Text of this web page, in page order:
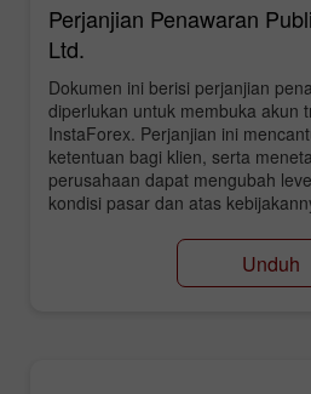
Perjanjian Penawaran
Ltd.
Dokumen ini berisi perjanjian
diperlukan untuk membuka akun
InstaForex. Perjanjian ini
ketentuan bagi klien, serta
perusahaan dapat mengubah
kondisi pasar dan atas
Unduh